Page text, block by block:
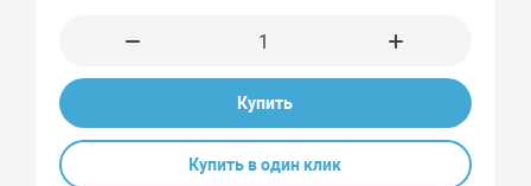
Купить
Купить в один клик